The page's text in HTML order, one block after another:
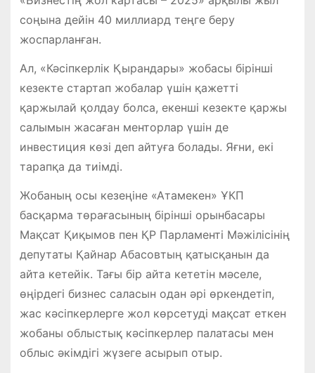
соңына дейін 40 миллиард теңге беру
жоспарланған.
Ал, «Кәсіпкерлік Қырандары» жобасы бірінші
кезекте стартап жобалар үшін қажетті
қаржылай қолдау болса, екенші кезекте қаржы
салымын жасаған менторлар үшін де
инвестиция көзі деп айтуға болады. Яғни, екі
тарапқа да тиімді.
Жобаның осы кезеңіне «Атамекен» ҰКП
басқарма төрағасының бірінші орынбасары
Мақсат Қиқымов пен ҚР Парламенті Мәжілісінің
депутаты Қайнар Абасовтың қатысқанын да
айта кетейік. Тағы бір айта кететін мәселе,
өңірдегі бизнес саласын одан әрі өркендетіп,
жас кәсіпкерлерге жол көрсетуді мақсат еткен
жобаны облыстық кәсіпкерлер палатасы мен
облыс әкімдігі жүзеге асырып отыр.